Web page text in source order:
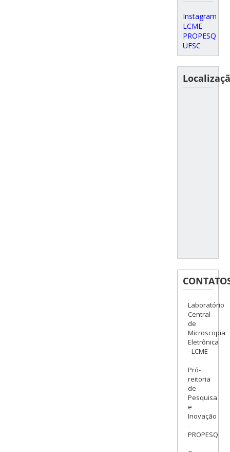
Instagram
LCME
PROPESQ
UFSC
Laboratório
Central
de
Microscopia
Eletrônica
- LCME
Pró-
reitoria
de
Pesquisa
e
Inovação
-
PROPESQ